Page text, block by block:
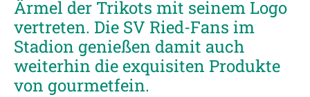
Ärmel der Trikots mit seinem Logo
vertreten. Die SV Ried-Fans im
Stadion genießen damit auch
weiterhin die exquisiten Produkte
von gourmetfein.